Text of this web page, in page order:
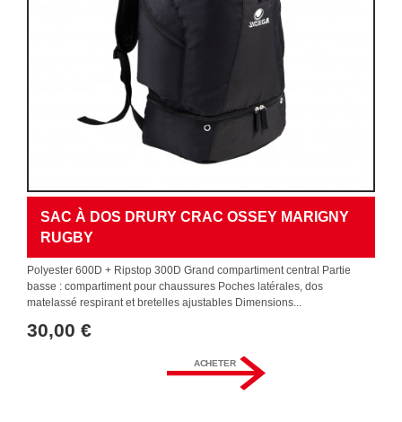
SAC À DOS DRURY CRAC OSSEY MARIGNY
RUGBY
Polyester 600D + Ripstop 300D Grand compartiment central Partie
basse : compartiment pour chaussures Poches latérales, dos
matelassé respirant et bretelles ajustables Dimensions...
30,00 €
ACHETER